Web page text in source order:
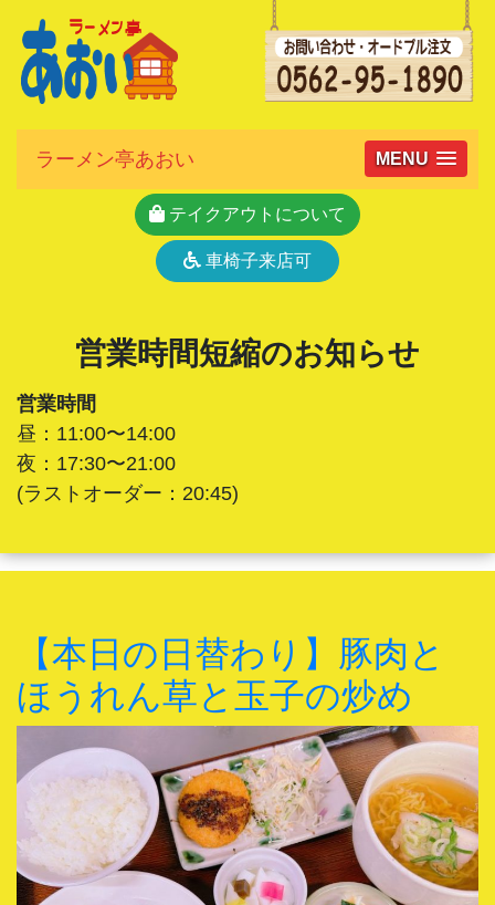
ラーメン亭あおい MENU
テイクアウトについて
車椅子来店可
営業時間短縮のお知らせ
営業時間
昼：11:00〜14:00
夜：17:30〜21:00
(ラストオーダー：20:45)
【本日の日替わり】豚肉と
ほうれん草と玉子の炒め